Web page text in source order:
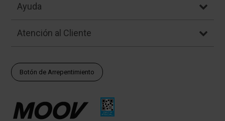
Ayuda
Atención al Cliente
Botón de Arrepentimiento